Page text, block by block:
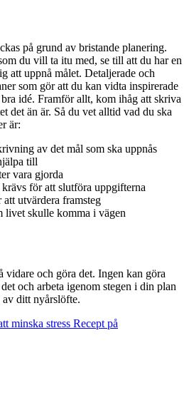
på grund av bristande planering.
du vill ta itu med, se till att du har en
att uppnå målet. Detaljerade och
som gör att du kan vidta inspirerade
idé. Framför allt, kom ihåg att skriva
det än är. Så du vet alltid vad du ska
är:
av det mål som ska uppnås
till
vara gjorda
för att slutföra uppgifterna
utvärdera framsteg
livet skulle komma i vägen
vidare och göra det. Ingen kan göra
och arbeta igenom stegen i din plan
ditt nyårslöfte.
minska stress Recept på